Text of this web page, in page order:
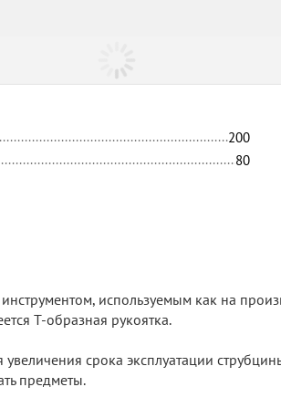
200
80
используемым как на
Т-образная рукоятка.
срока эксплуатации
предметы.